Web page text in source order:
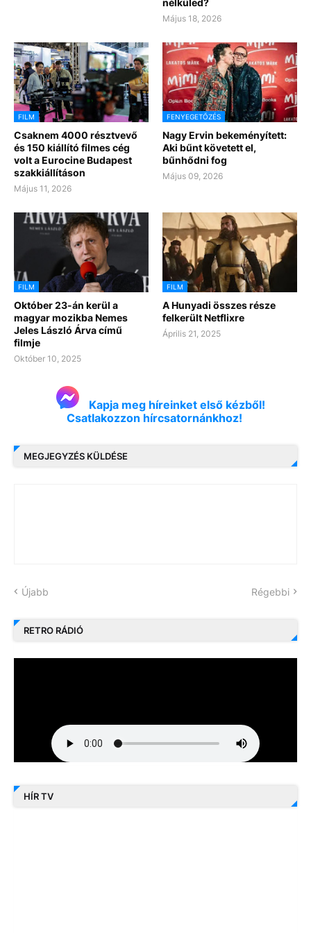
Május 18, 2026
FILM
Csaknem 4000 résztvevő
és 150 kiállító filmes cég
volt a Eurocine Budapest
szakkiállításon
Május 11, 2026
FENYEGETŐZÉS
Nagy Ervin bekeményített:
Aki bűnt követett el,
bűnhődni fog
Május 09, 2026
FILM
Október 23-án kerül a
magyar mozikba Nemes
Jeles László Árva című
filmje
Október 10, 2025
FILM
A Hunyadi összes része
felkerült Netflixre
Április 21, 2025
Kapja meg híreinket első kézből!
Csatlakozzon hírcsatornánkhoz!
MEGJEGYZÉS KÜLDÉSE
Újabb Régebbi
RETRO RÁDIÓ
HÍR TV